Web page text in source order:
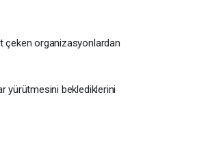
çeken organizasyonlardan
yürütmesini beklediklerini